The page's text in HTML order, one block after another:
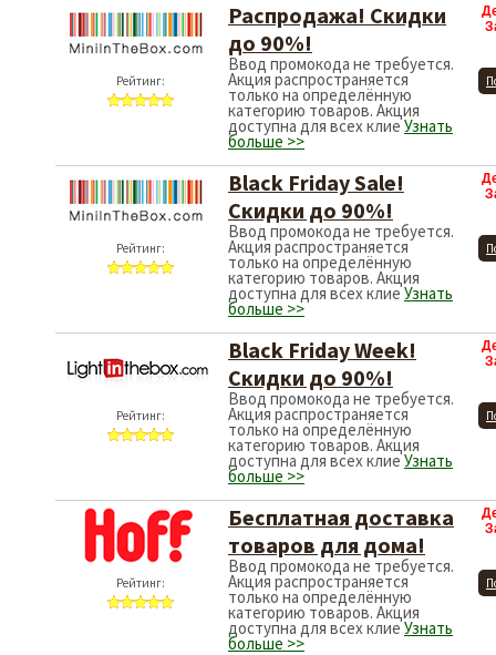
Рейтинг:
Распродажа! Скидки
до 90%!
Ввод промокода не требуется.
Акция распространяется
только на определённую
категорию товаров. Акция
доступна для всех клиеУзнать
больше >>
Рейтинг:
Black Friday Sale!
Скидки до 90%!
Ввод промокода не требуется.
Акция распространяется
только на определённую
категорию товаров. Акция
доступна для всех клиеУзнать
больше >>
Рейтинг:
Black Friday Week!
Скидки до 90%!
Ввод промокода не требуется.
Акция распространяется
только на определённую
категорию товаров. Акция
доступна для всех клиеУзнать
больше >>
Рейтинг:
Бесплатная доставка
товаров для дома!
Ввод промокода не требуется.
Акция распространяется
только на определённую
категорию товаров. Акция
доступна для всех клиеУзнать
больше >>